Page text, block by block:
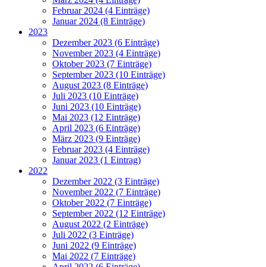
Februar 2024 (4 Einträge)
Januar 2024 (8 Einträge)
2023
Dezember 2023 (6 Einträge)
November 2023 (4 Einträge)
Oktober 2023 (7 Einträge)
September 2023 (10 Einträge)
August 2023 (8 Einträge)
Juli 2023 (10 Einträge)
Juni 2023 (10 Einträge)
Mai 2023 (12 Einträge)
April 2023 (6 Einträge)
März 2023 (9 Einträge)
Februar 2023 (4 Einträge)
Januar 2023 (1 Eintrag)
2022
Dezember 2022 (3 Einträge)
November 2022 (7 Einträge)
Oktober 2022 (7 Einträge)
September 2022 (12 Einträge)
August 2022 (2 Einträge)
Juli 2022 (3 Einträge)
Juni 2022 (9 Einträge)
Mai 2022 (7 Einträge)